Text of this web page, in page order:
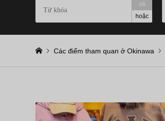
và
hoặc
Các điểm tham quan ở Okinawa